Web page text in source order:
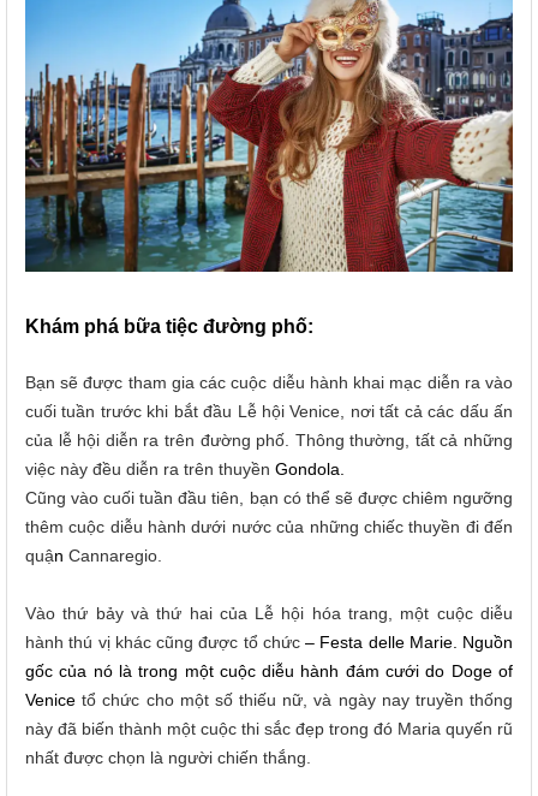
Khám phá bữa tiệc đường phố:
Bạn sẽ được tham gia các cuộc diễu hành khai mạc diễn ra vào
cuối tuần trước khi bắt đầu Lễ hội Venice, nơi tất cả các dấu ấn
của lễ hội diễn ra trên đường phố. Thông thường, tất cả những
việc này đều diễn ra trên thuyền Gondola.
Cũng vào cuối tuần đầu tiên, bạn có thể sẽ được chiêm ngưỡng
thêm cuộc diễu hành dưới nước của những chiếc thuyền đi đến
quận Cannaregio.
Vào thứ bảy và thứ hai của Lễ hội hóa trang, một cuộc diễu
hành thú vị khác cũng được tổ chức– Festa delle Marie. Nguồn
gốc của nó là trong một cuộc diễu hành đám cưới do Doge of
Venicetổ chức cho một số thiếu nữ, và ngày nay truyền thống
này đã biến thành một cuộc thi sắc đẹp trong đó Maria quyến rũ
nhất được chọn là người chiến thắng.